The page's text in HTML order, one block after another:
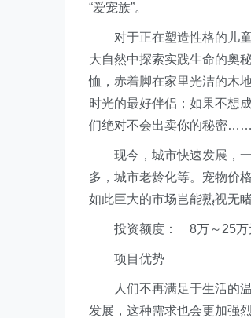
“爱宠族”。
对于正在塑造性格的儿童
大自然中探索实践生命的奥
恤，赤着脚在家里光洁的木
时光的最好伴侣；如果不想
们绝对不会出卖你的秘密……
现今，城市快速发展，一
多，城市老龄化等。宠物价
如此巨大的市场岂能熟视无睹
投资额度： 8万～25万
项目优势
人们不再满足于生活的温
发展，这种需求也会更加强